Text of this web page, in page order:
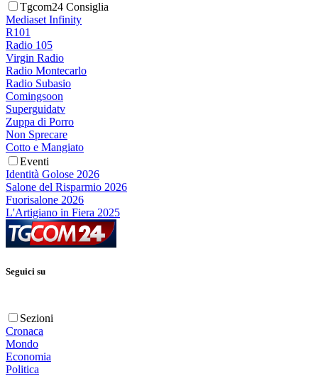
Tgcom24 Consiglia
Mediaset Infinity
R101
Radio 105
Virgin Radio
Radio Montecarlo
Radio Subasio
Comingsoon
Superguidatv
Zuppa di Porro
Non Sprecare
Cotto e Mangiato
Eventi
Identità Golose 2026
Salone del Risparmio 2026
Fuorisalone 2026
L'Artigiano in Fiera 2025
Seguici su
Sezioni
Cronaca
Mondo
Economia
Politica